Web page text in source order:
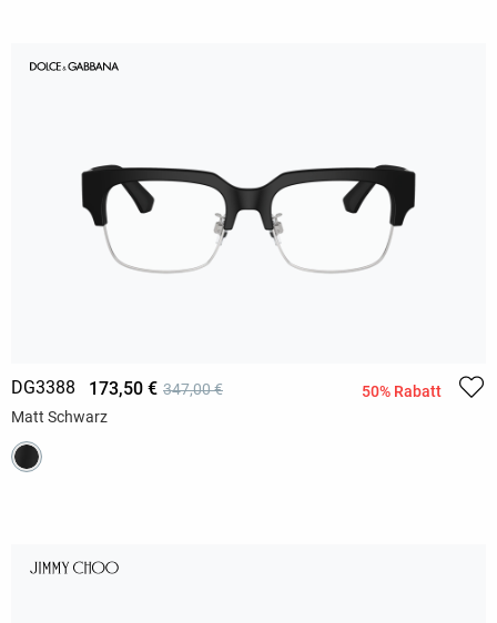
DG3388 173,50 € 347,00 €
50% Rabatt
Matt Schwarz